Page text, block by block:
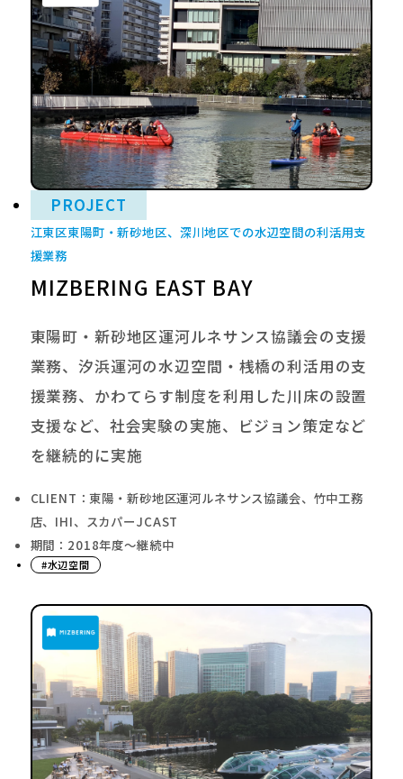
PROJECT
江東区東陽町・新砂地区、深川地区での水辺空間の利活用支
援業務
MIZBERING EAST BAY
東陽町・新砂地区運河ルネサンス協議会の支援
業務、汐浜運河の水辺空間・桟橋の利活用の支
援業務、かわてらす制度を利用した川床の設置
支援など、社会実験の実施、ビジョン策定など
を継続的に実施
CLIENT：東陽・新砂地区運河ルネサンス協議会、竹中工務
店、IHI、スカパーJCAST
期間：2018年度〜継続中
#水辺空間